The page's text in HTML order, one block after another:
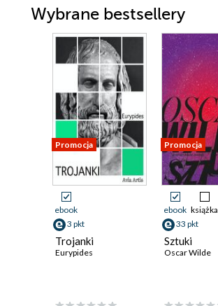
Wybrane bestsellery
Promocja
ebook
3 pkt
Trojanki
Eurypides
Promocja
ebook książka
33 pkt
Sztuki
Oscar Wilde